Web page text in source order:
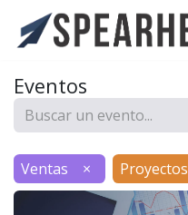
Eventos
Ventas × Proyectos